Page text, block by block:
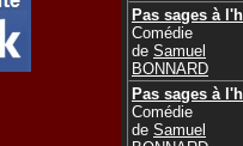
Pas sages à
Comédie
de Samuel
BONNARD
Pas sages à
Comédie
de Samuel